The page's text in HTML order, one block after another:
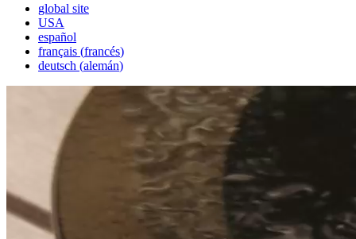
global site
USA
español
français (francés)
deutsch (alemán)